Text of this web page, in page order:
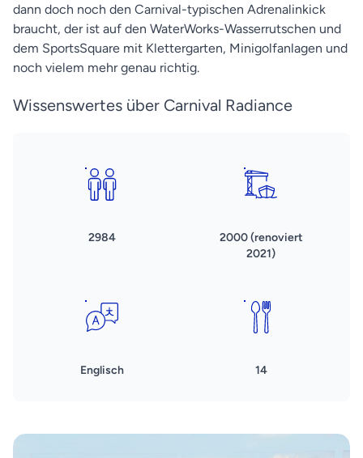
dann doch noch den Carnival-typischen Adrenalinkick
braucht, der ist auf den WaterWorks-Wasserrutschen und
dem SportsSquare mit Klettergarten, Minigolfanlagen und
noch vielem mehr genau richtig.
Wissenswertes über Carnival Radiance
2984
2000 (renoviert
2021)
Englisch 14